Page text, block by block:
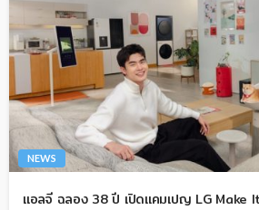
NEWS
แอลจี ฉลอง 38 ปี เปิดแคมเปญ LG Make